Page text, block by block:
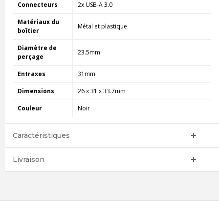
Connecteurs 2x USB-A 3.0
Matériaux du
boîtier
Métal et plastique
Diamètre de
perçage
23.5mm
Entraxes 31mm
Dimensions 26 x 31 x 33.7mm
Couleur Noir
Caractéristiques
Livraison